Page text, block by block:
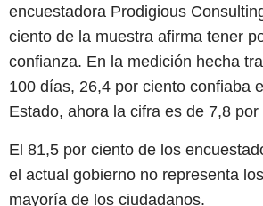
encuestadora Prodigious
ciento de la muestra afirma tener
confianza. En la medición hecha
100 días, 26,4 por ciento confiaba
Estado, ahora la cifra es de 7,8 por
El 81,5 por ciento de los
el actual gobierno no representa
mayoría de los ciudadanos.